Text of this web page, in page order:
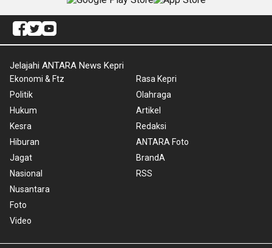
Jelajahi ANTARA News Kepri
Ekonomi & Ftz
Politik
Hukum
Kesra
Hiburan
Jagat
Nasional
Nusantara
Foto
Video
Rasa Kepri
Olahraga
Artikel
Redaksi
ANTARA Foto
BrandA
RSS